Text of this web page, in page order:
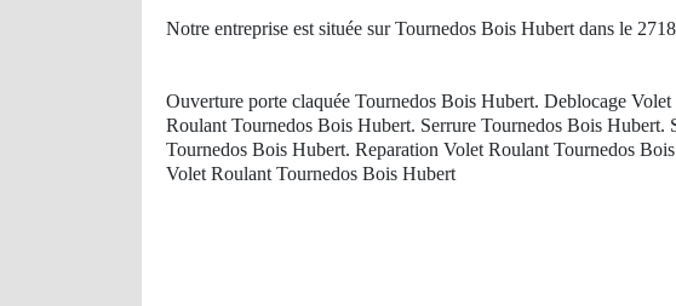
Notre entreprise est située sur Tournedos Bois Hubert dans le
Ouverture porte claquée Tournedos Bois Hubert. Deblocage
Roulant Tournedos Bois Hubert. Serrure Tournedos Bois
Tournedos Bois Hubert. Reparation Volet Roulant Tournedos
Volet Roulant Tournedos Bois Hubert